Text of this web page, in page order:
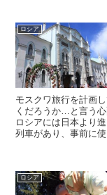
ロシア
モスクワ旅行を計画
くだろうか…と言う
ロシアには日本より
列車があり、事前に
ロシア